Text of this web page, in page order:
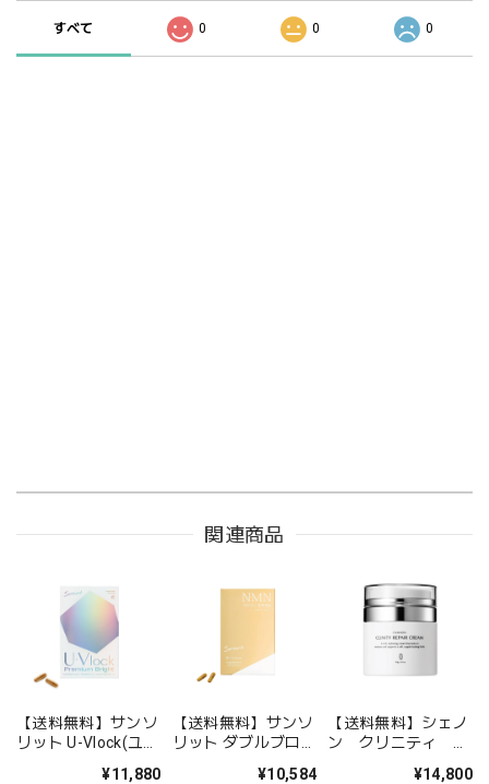
すべて 0 0 0
関連商品
【送料無料】サンソ
リット U-Vlock(ユー
¥11,880
【送料無料】サンソ
リット ダブルブロッ
¥10,584
【送料無料】シェノ
ン クリニティ リ
¥14,800